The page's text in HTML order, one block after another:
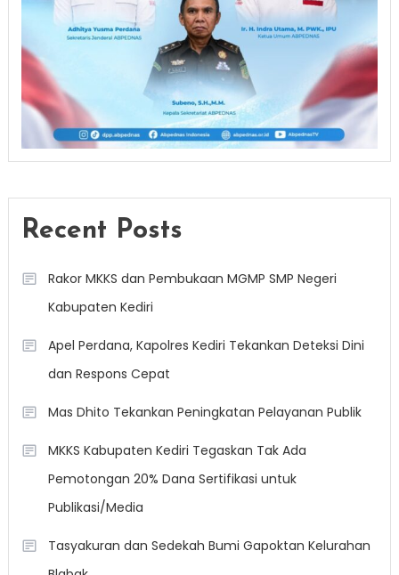
Recent Posts
Rakor MKKS dan Pembukaan MGMP SMP Negeri
Kabupaten Kediri
Apel Perdana, Kapolres Kediri Tekankan Deteksi Dini
dan Respons Cepat
Mas Dhito Tekankan Peningkatan Pelayanan Publik
MKKS Kabupaten Kediri Tegaskan Tak Ada
Pemotongan 20% Dana Sertifikasi untuk
Publikasi/Media
Tasyakuran dan Sedekah Bumi Gapoktan Kelurahan